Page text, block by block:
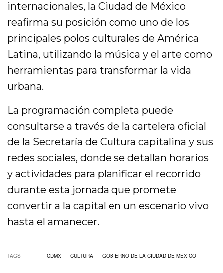
internacionales, la Ciudad de México
reafirma su posición como uno de los
principales polos culturales de América
Latina, utilizando la música y el arte como
herramientas para transformar la vida
urbana.
La programación completa puede
consultarse a través de la cartelera oficial
de la Secretaría de Cultura capitalina y sus
redes sociales, donde se detallan horarios
y actividades para planificar el recorrido
durante esta jornada que promete
convertir a la capital en un escenario vivo
hasta el amanecer.
TAGS CDMX CULTURA GOBIERNO DE LA CIUDAD DE MÉXICO